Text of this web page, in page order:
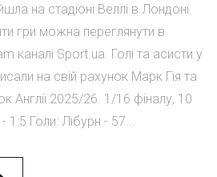
на стадіоні Веллі в Лондоні.
гри можна переглянути в
каналі Sport.ua. Голі та асисти у
на свій рахунок Марк Гія та
Англії 2025/26. 1/16 фіналу, 10
1:5 Голи: Лібурн - 57...